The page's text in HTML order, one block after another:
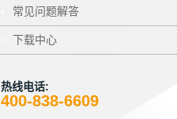
常见问题解答
下载中心
热线电话:
400-838-6609